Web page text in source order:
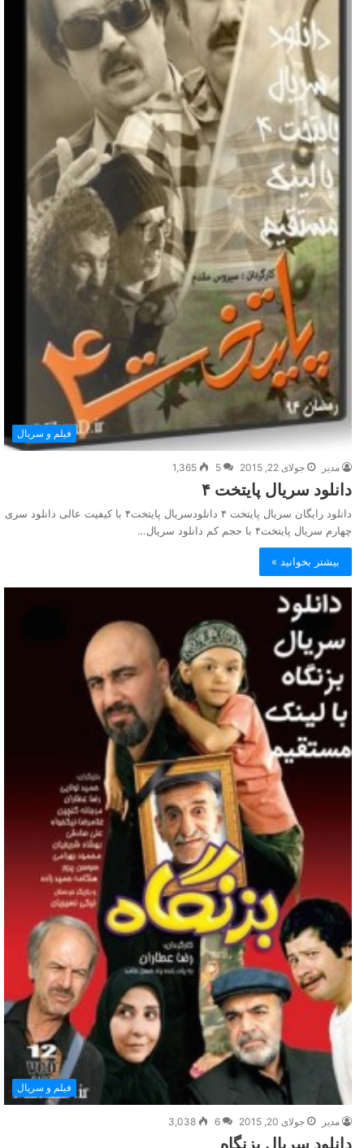
فیلم و سریال
مدیر جولای 22, 2015 5
1,365
دانلود سریال پایتخت ۴
دانلود رایگان سریال پایتخت ۴ دانلودسریال پایتخت۴ با کیفیت عالی دانلود سری
چهارم سریال پایتخت۴ با حجم کم دانلود سریال…
بیشتر بخوانید »
فیلم و سریال
مدیر جولای 20, 2015 6
3,038
دانلود سریال بزنگاه